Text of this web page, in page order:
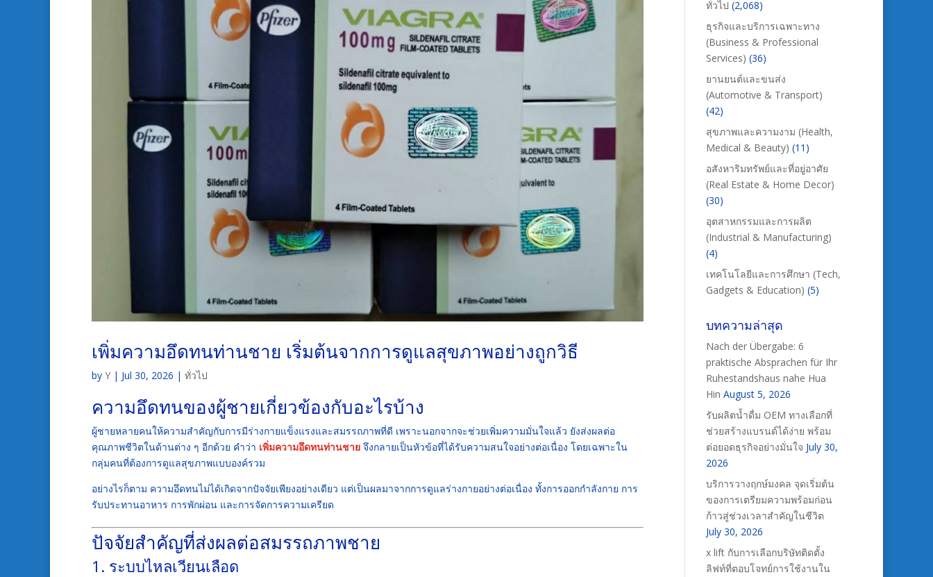
เพิ่มความอึดทนท่านชาย เริ่มต้นจากการดูแลสุขภาพอย่างถูกวิธี
by Y | Jul 30, 2026 | ทั่วไป
ความอึดทนของผู้ชายเกี่ยวข้องกับอะไรบ้าง
ผู้ชายหลายคนให้ความสำคัญกับการมีร่างกายแข็งแรงและสมรรถภาพที่ดี เพราะนอกจากจะช่วยเพิ่มความมั่นใจแล้ว ยังส่งผลต่อ
คุณภาพชีวิตในด้านต่าง ๆ อีกด้วย คำว่า เพิ่มความอึดทนท่านชาย จึงกลายเป็นหัวข้อที่ได้รับความสนใจอย่างต่อเนื่อง โดยเฉพาะใน
กลุ่มคนที่ต้องการดูแลสุขภาพแบบองค์รวม
อย่างไรก็ตาม ความอึดทนไม่ได้เกิดจากปัจจัยเพียงอย่างเดียว แต่เป็นผลมาจากการดูแลร่างกายอย่างต่อเนื่อง ทั้งการออกกำลังกาย การ
รับประทานอาหาร การพักผ่อน และการจัดการความเครียด
ปัจจัยสำคัญที่ส่งผลต่อสมรรถภาพชาย
1. ระบบไหลเวียนเลือด
ทั่วไป (2,068)
ธุรกิจและบริการเฉพาะทาง
(Business & Professional
Services) (36)
ยานยนต์และขนส่ง
(Automotive & Transport)
(42)
สุขภาพและความงาม (Health,
Medical & Beauty) (11)
อสังหาริมทรัพย์และที่อยู่อาศัย
(Real Estate & Home Decor)
(30)
อุตสาหกรรมและการผลิต
(Industrial & Manufacturing)
(4)
เทคโนโลยีและการศึกษา (Tech,
Gadgets & Education) (5)
บทความล่าสุด
Nach der Übergabe: 6
praktische Absprachen für Ihr
Ruhestandshaus nahe Hua
Hin August 5, 2026
รับผลิตน้ำดื่ม OEM ทางเลือกที่
ช่วยสร้างแบรนด์ได้ง่าย พร้อม
ต่อยอดธุรกิจอย่างมั่นใจ July 30,
2026
บริการวางฤกษ์มงคล จุดเริ่มต้น
ของการเตรียมความพร้อมก่อน
ก้าวสู่ช่วงเวลาสำคัญในชีวิต
July 30, 2026
x lift กับการเลือกบริษัทติดตั้ง
ลิฟท์ที่ตอบโจทย์การใช้งานใน